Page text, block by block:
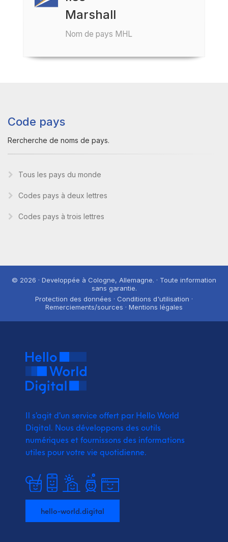
Marshall
Nom de pays MHL
Code pays
Rercherche de noms de pays.
Tous les pays du monde
Codes pays à deux lettres
Codes pays à trois lettres
© 2026 · Developpée à Cologne, Allemagne. · Toute information
sans garantie.
Protection des données · Conditions d'utilisation ·
Remerciements/sources · Mentions légales
Il s'agit d'un service offert par Hello World
Digital. Nous développons des outils
numériques et fournissons des informations
utiles pour votre vie quotidienne.
hello-world.digital